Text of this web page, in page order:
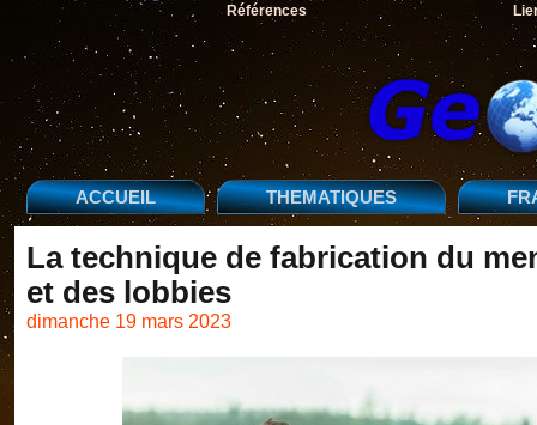
Références
ACCUEIL THEMATIQUES
La technique de fabrication du
et des lobbies
dimanche 19 mars 2023